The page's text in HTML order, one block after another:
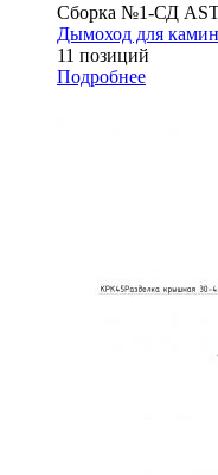
Сборка №1-СД
Дымоход для
11 позиций
Подробнее